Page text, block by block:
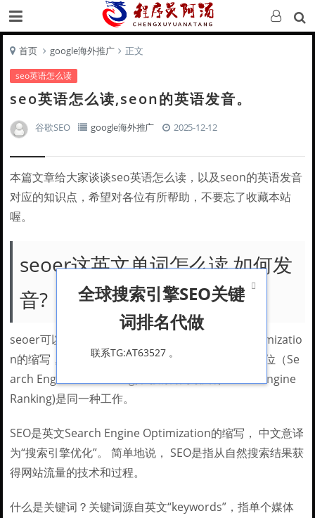
首页 google海外推广 正文
seo英语怎么读
seo英语怎么读,seon的英语发音。
谷歌SEO google海外推广 2025-12-12
本篇文章给大家谈谈seo英语怎么读，以及seon的英语发音
对应的知识点，希望对各位有所帮助，不要忘了收藏本站
喔。
seoer这英文单词怎么读,如何发
音?
seoer可以单个字母来读 SEO是search engine optimizatio
n的缩写，中文意思是搜索引擎优化，与搜索引擎定位（Se
arch Engine Positioning)和搜索引擎排名(Search Engine
Ranking)是同一种工作。
SEO是英文Search Engine Optimization的缩写， 中文意译
为“搜索引擎优化”。 简单地说， SEO是指从自然搜索结果获
得网站流量的技术和过程。
什么是关键词？关键词源自英文“keywords”，指单个媒体

全球搜索引擎SEO关键
词排名代做
联系TG:AT63527 。